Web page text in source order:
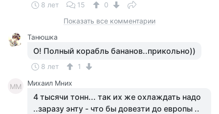
8 лет 15
0
Показать все комментарии
Танюшка
О! Полный корабль бананов..прикольно))
8 лет 1
ММ Михаил Мних
4 тысячи тонн... так их же охлаждать надо
..заразу энту - что бы довезти до европы ..